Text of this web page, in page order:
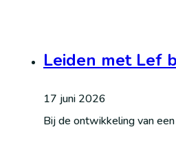
Leiden met Lef
17 juni 2026
Bij de ontwikkeling van